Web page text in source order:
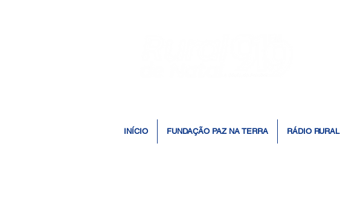
INÍCIO FUNDAÇÃO PAZ NA TERRA RÁDIO RURAL